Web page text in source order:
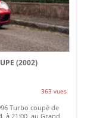
(2002)
363 vues
Turbo coupé de
à 21:00, au Grand